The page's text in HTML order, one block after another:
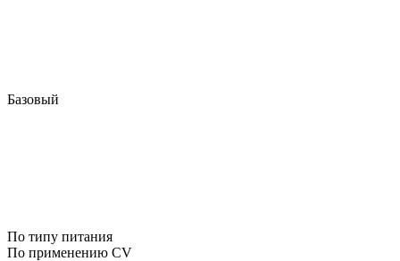
Базовый
По типу питания
По применению CV